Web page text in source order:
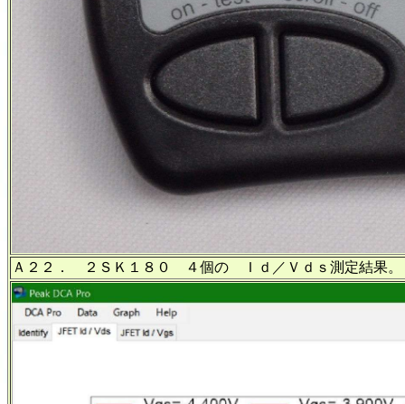
Ａ２２． ２ＳＫ１８０ ４個の Ｉｄ／Ｖｄｓ測定結果。